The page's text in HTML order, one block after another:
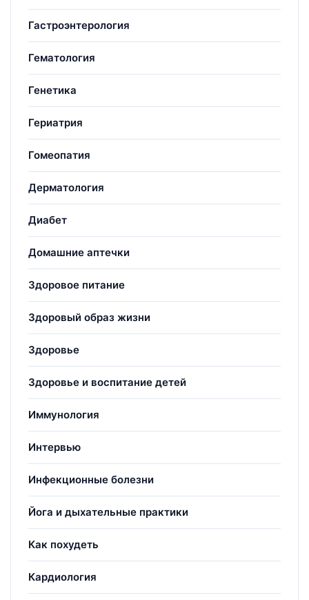
Гастроэнтерология
Гематология
Генетика
Гериатрия
Гомеопатия
Дерматология
Диабет
Домашние аптечки
Здоровое питание
Здоровый образ жизни
Здоровье
Здоровье и воспитание детей
Иммунология
Интервью
Инфекционные болезни
Йога и дыхательные практики
Как похудеть
Кардиология